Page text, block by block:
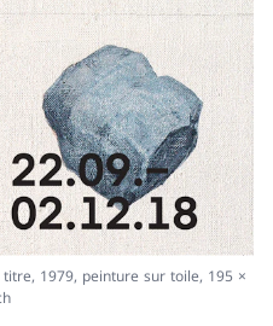
1979, peinture sur toile, 195 ×